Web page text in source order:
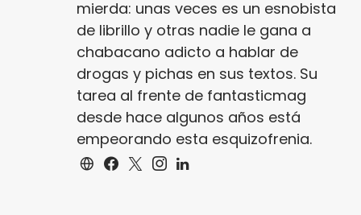
mierda: unas veces es un esnobista
de librillo y otras nadie le gana a
chabacano adicto a hablar de
drogas y pichas en sus textos. Su
tarea al frente de fantasticmag
desde hace algunos años está
empeorando esta esquizofrenia.